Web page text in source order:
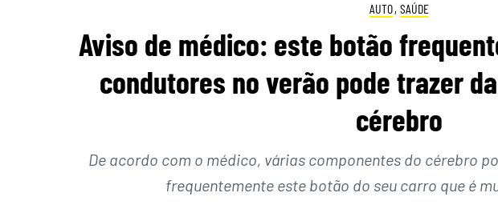
AUTO, SAÚDE
Aviso de médico: este botão
condutores no verão pode trazer
cérebro
De acordo com o médico, várias componentes do cérebro
frequentemente este botão do seu carro que é